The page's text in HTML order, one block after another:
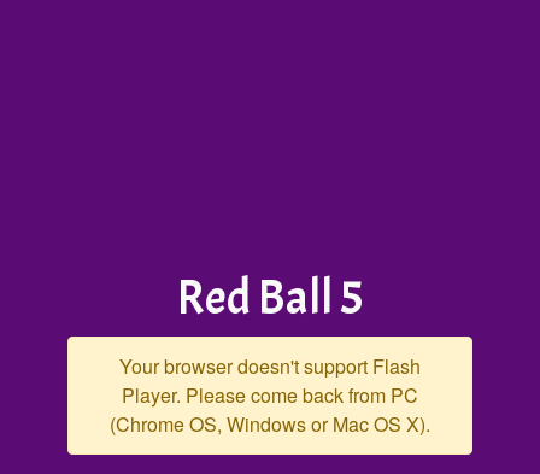
Red Ball 5
Your browser doesn't support Flash
Player. Please come back from PC
(Chrome OS, Windows or Mac OS X).